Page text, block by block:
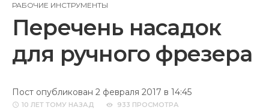
РАБОЧИЕ ИНСТРУМЕНТЫ
Перечень насадок
для ручного фрезера
Пост опубликован 2 февраля 2017 в 14:45
10 ЛЕТ ТОМУ НАЗАД 933 ПРОСМОТРА